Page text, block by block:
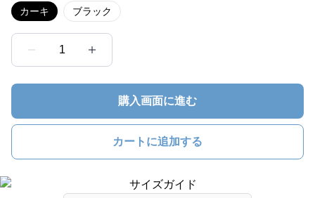
カーキ ブラック
1
購入画面に進む
カートに追加する